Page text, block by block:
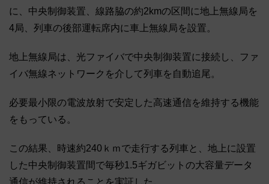
に、中央制御装置、線路脇の約2kmの区間に地上無線局を
4局、列車の後部運転席内に車上無線局を設置。
地上無線局は、光ファイバで中央制御装置に接続し、ファ
イバ無線ネットワークを介して列車を自動追尾。
必要最小限の電波放射で安定した高速通信を維持する機能
をもっている。
この結果、時速約240ｋｍで走行する列車と、地上に設置
した中央制御装置間で毎秒1.5ギガビットの大容量データ
通信が維持されることを実証した。